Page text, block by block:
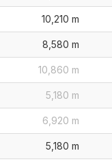
10,210 m
8,580 m
10,860 m
5,180 m
6,920 m
5,180 m